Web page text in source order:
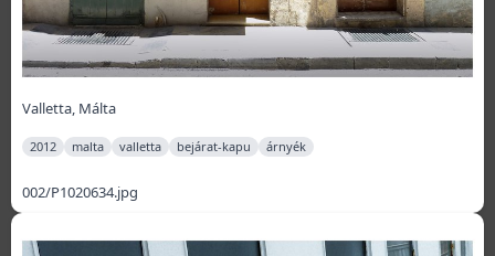
Valletta, Málta
2012 malta valletta bejárat-kapu árnyék
002/P1020634.jpg